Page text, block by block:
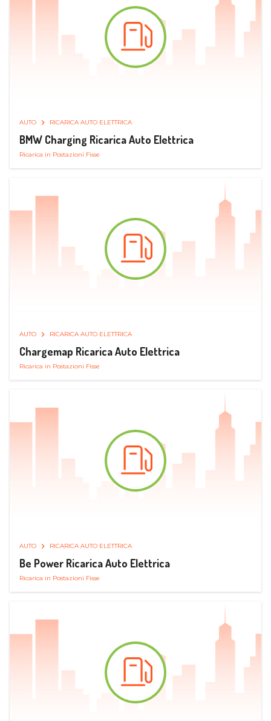
AUTO RICARICA AUTO ELETTRICA
BMW Charging Ricarica Auto Elettrica
Ricarica in Postazioni Fisse
AUTO RICARICA AUTO ELETTRICA
Chargemap Ricarica Auto Elettrica
Ricarica in Postazioni Fisse
AUTO RICARICA AUTO ELETTRICA
Be Power Ricarica Auto Elettrica
Ricarica in Postazioni Fisse